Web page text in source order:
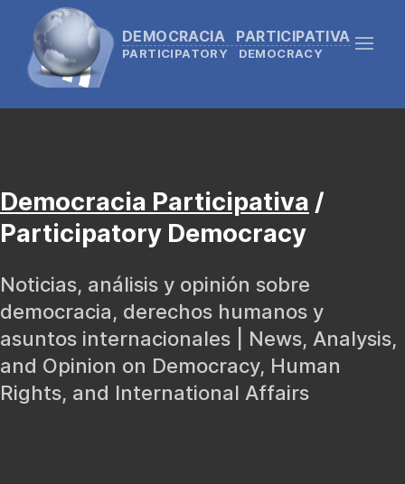
DEMOCRACIA PARTICIPATIVA
PARTICIPATORY DEMOCRACY
Democracia Participativa /
Participatory Democracy
Noticias, análisis y opinión sobre
democracia, derechos humanos y
asuntos internacionales | News, Analysis,
and Opinion on Democracy, Human
Rights, and International Affairs